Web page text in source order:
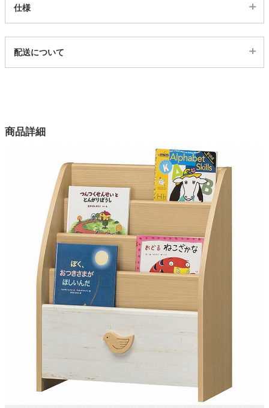
インテリア雑貨
ガーデン
タワー
仕様
312491
1色
プリント紙化粧繊維板
プリント紙化粧繊維板
引き手素材
底板耐荷重
配送について
商品詳細